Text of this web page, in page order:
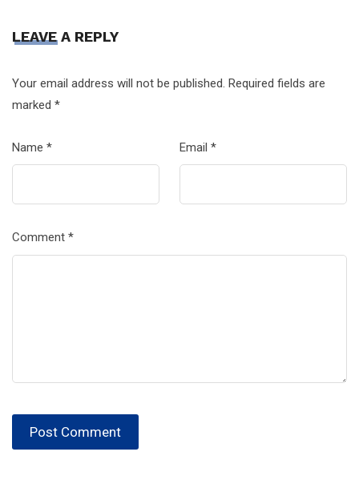
LEAVE A REPLY
Your email address will not be published. Required fields are
marked *
Name * Email *
Comment *